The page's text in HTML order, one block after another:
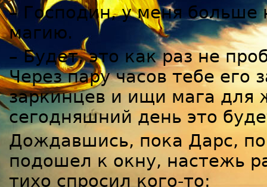
– Господин, у меня
магию.
– Будет, это как раз не
Через пару часов тебе его
заркинцев и ищи мага для
сегодняшний день это
Дождавшись, пока Дарс,
подошел к окну, настежь
тихо спросил кого-то: